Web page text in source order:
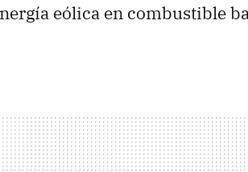
eólica en combustible